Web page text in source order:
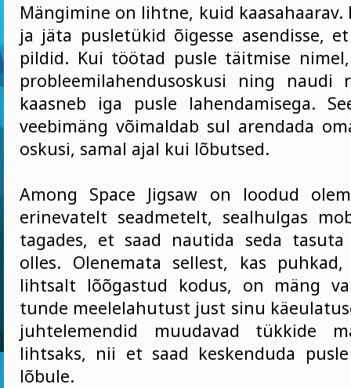
Mängimine on lihtne, kuid
ja jäta pusletükid õigesse asendisse,
pildid. Kui töötad pusle täitmise
probleemilahendusoskusi ning naudi
kaasneb iga pusle lahendamisega.
veebimäng võimaldab sul arendada
oskusi, samal ajal kui lõbutsed.
Among Space Jigsaw on loodud
erinevatelt seadmetelt, sealhulgas
tagades, et saad nautida seda
olles. Olenemata sellest, kas
lihtsalt lõõgastud kodus, on mäng
tunde meelelahutust just sinu
juhtelemendid muudavad tükkide
lihtsaks, nii et saad keskenduda
lõbule.